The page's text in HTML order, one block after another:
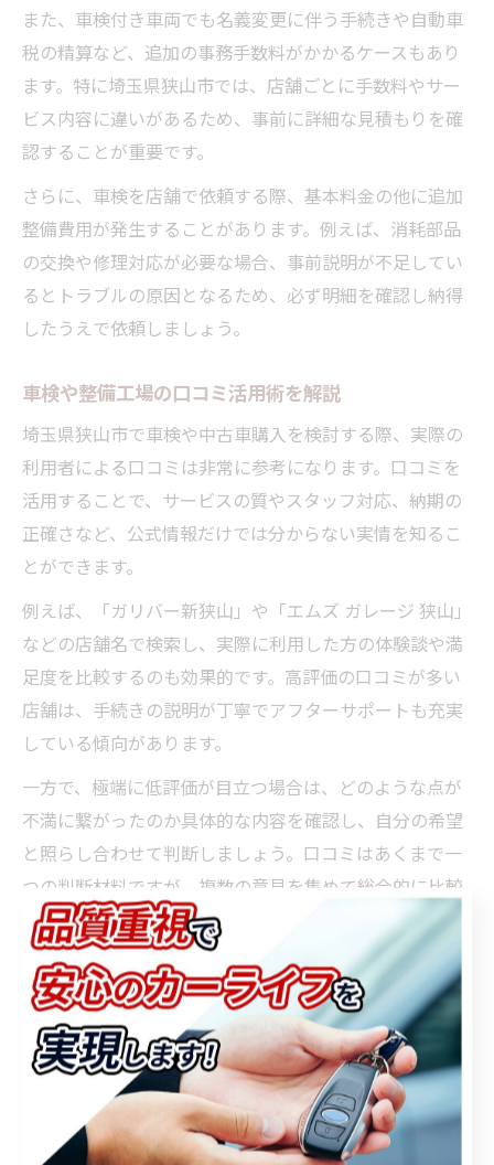
また、車検付き車両でも名義変更に伴う手続きや自動車
税の精算など、追加の事務手数料がかかるケースもあり
ます。特に埼玉県狭山市では、店舗ごとに手数料やサー
ビス内容に違いがあるため、事前に詳細な見積もりを確
認することが重要です。
さらに、車検を店舗で依頼する際、基本料金の他に追加
整備費用が発生することがあります。例えば、消耗部品
の交換や修理対応が必要な場合、事前説明が不足してい
るとトラブルの原因となるため、必ず明細を確認し納得
したうえで依頼しましょう。
車検や整備工場の口コミ活用術を解説
埼玉県狭山市で車検や中古車購入を検討する際、実際の
利用者による口コミは非常に参考になります。口コミを
活用することで、サービスの質やスタッフ対応、納期の
正確さなど、公式情報だけでは分からない実情を知るこ
とができます。
例えば、「ガリバー新狭山」や「エムズ ガレージ 狭山」
などの店舗名で検索し、実際に利用した方の体験談や満
足度を比較するのも効果的です。高評価の口コミが多い
店舗は、手続きの説明が丁寧でアフターサポートも充実
している傾向があります。
一方で、極端に低評価が目立つ場合は、どのような点が
不満に繋がったのか具体的な内容を確認し、自分の希望
と照らし合わせて判断しましょう。口コミはあくまで一
つの判断材料ですが、複数の意見を集めて総合的に比較
することが納得の選択に繋がります。
中古車選びで重要な整備履歴のチェック法
中古車選びで見逃せないのが、整備履歴の確認です。整
備履歴がしっかり残されている車両は、過去のメンテナ
ンス状況が明確なため、車検時や今後の故障リスクを事
前に把握できます。